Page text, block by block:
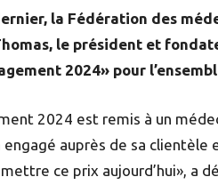
la Fédération des
le président et
2024» pour
2024 est remis à un
auprès de sa clientèle
ce prix aujourd’hui», a